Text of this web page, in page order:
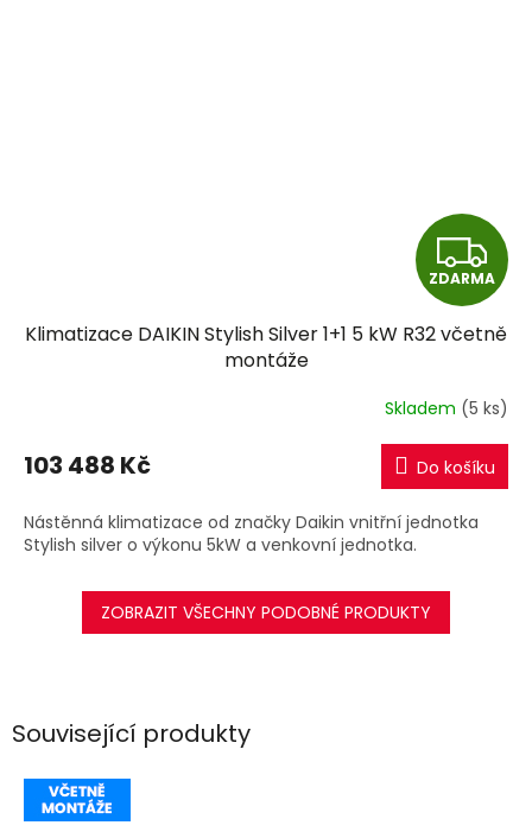
Související produkty
Z
D
A
R
M
A
ZDARMA
Klimatizace DAIKIN Stylish Silver 1+1 5 kW R32 včetně
montáže
Skladem (5 ks)
103 488 Kč Do košíku
Nástěnná klimatizace od značky Daikin vnitřní jednotka
Stylish silver o výkonu 5kW a venkovní jednotka.
ZOBRAZIT VŠECHNY PODOBNÉ PRODUKTY